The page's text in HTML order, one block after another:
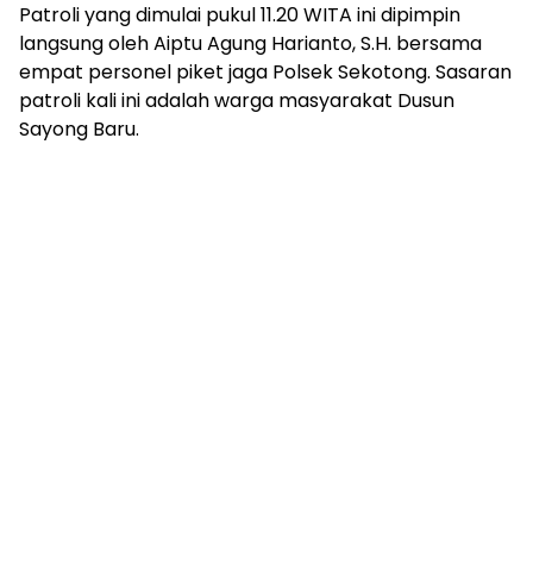
Patroli yang dimulai pukul 11.20 WITA ini dipimpin
langsung oleh Aiptu Agung Harianto, S.H. bersama
empat personel piket jaga Polsek Sekotong. Sasaran
patroli kali ini adalah warga masyarakat Dusun
Sayong Baru.